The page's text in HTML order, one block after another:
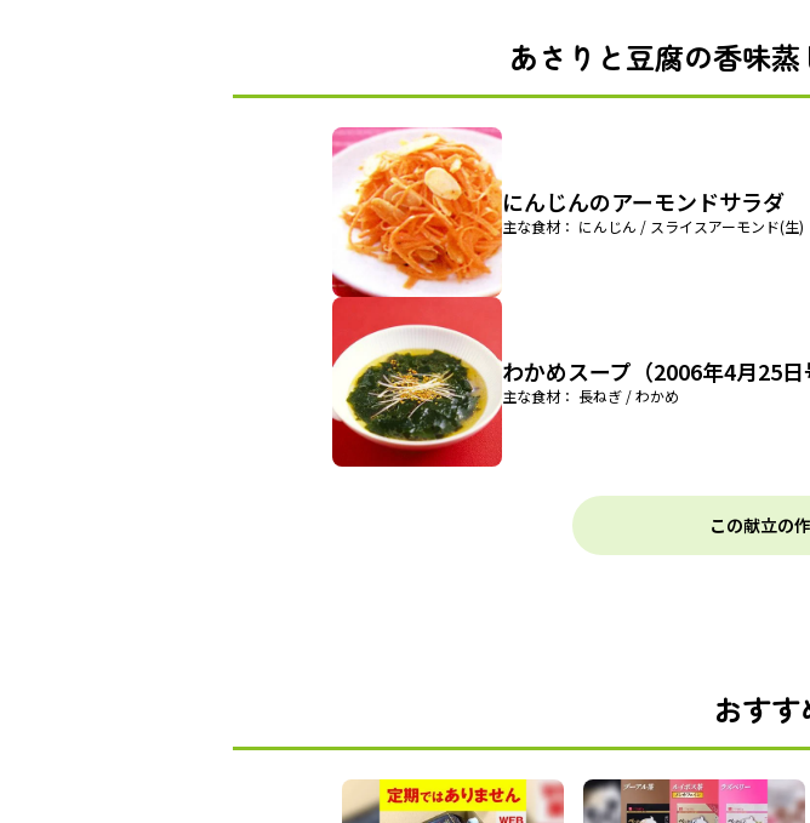
あさりと豆腐の香味
にんじんのアーモンドサラダ
主な食材： にんじん / スライスアーモンド(生
わかめスープ（2006年4月25日
主な食材： 長ねぎ / わかめ
この献立の
おす